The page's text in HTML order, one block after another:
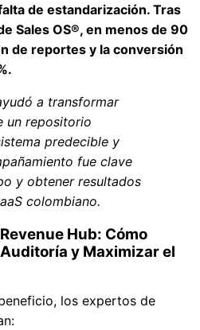
de estandarización. Tras
Sales OS®, en menos de 90
de reportes y la conversión
a transformar
un repositorio
predecible y
fue clave
y obtener resultados
colombiano.
Hub: Cómo
y Maximizar el
los expertos de